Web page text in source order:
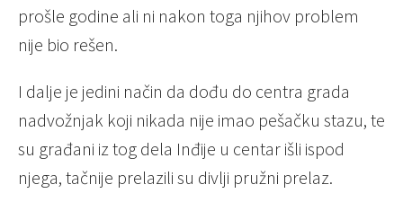
prošle godine ali ni nakon toga njihov problem
nije bio rešen.
I dalje je jedini način da dođu do centra grada
nadvožnjak koji nikada nije imao pešačku stazu, te
su građani iz tog dela Inđije u centar išli ispod
njega, tačnije prelazili su divlji pružni prelaz.